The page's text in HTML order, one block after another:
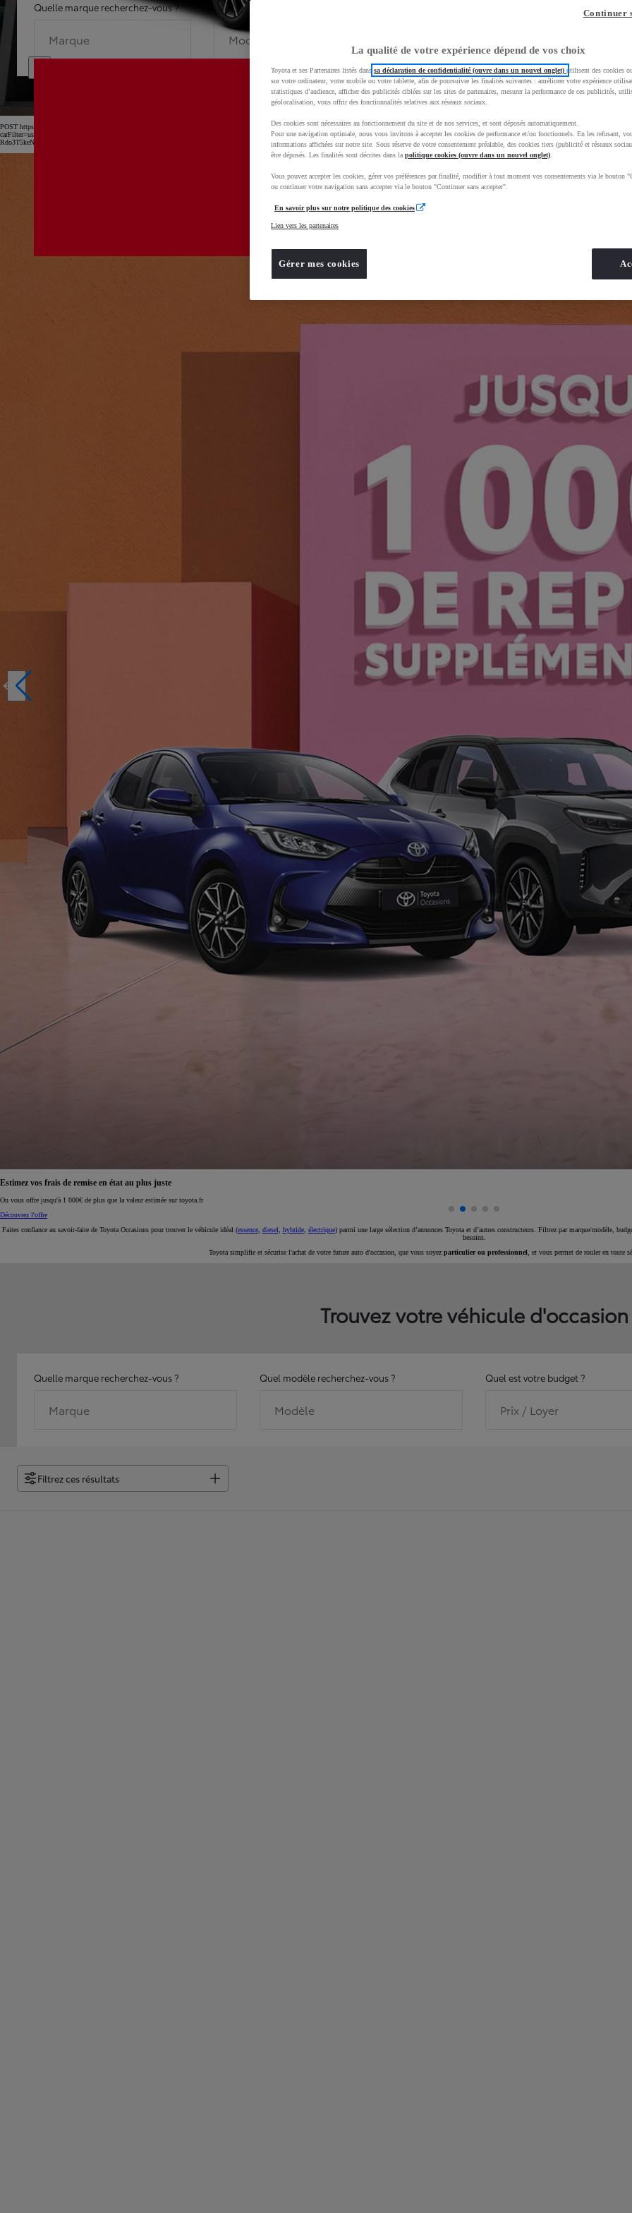
Disponible prochainement
Quelle marque recherchez-vous ?
Marque
Quel modèle recherchez-vous ?
Modèle
Dans quelle
POST https://usc-webcomponents.toyota-europe.com/v1/car-filter-header/fr/fr?
Rdo3T5keNnTAs1zChF2zTihoCtNwQAvD_BwE
Estimez vos frais de remise en état au plus juste
On vous offre jusqu'à 1 000€ de plus que la valeur estimée sur toyota.fr
Découvrez l'offre
Faites confiance au savoir-faire de Toyota Occasions pour trouver le véhicule idéal (essence, diesel hybride, électrique) parmi une large sélection d’annonces Toyota et d’autres constructeurs. Filtrez par marque/modèle,
besoins.
Toyota simplifie et sécurise l'achat de votre future auto d'occasion, que vous soyez particulier ou professionnel , et vous permet de rouler en toute
Trouvez votre véhicule d'occasion
Quelle marque recherchez-vous ?
Marque
Quel modèle recherchez-vous ?
Modèle
Quel est votre budget ?
Prix / Loyer
Filtrez ces résultats
La qualité de votre expérience dépend de vos choix
Toyota et ses Partenaires listés dans sa déclaration de confidentialité (ouvre dans un nouvel onglet) utilisent des cookies
sur votre ordinateur, votre mobile ou votre tablette, afin de poursuivre les finalités suivantes : améliorer votre expérience
statistiques d’audience, afficher des publicités ciblées sur les sites de partenaires, mesurer la performance de ces publicités,
géolocalisation, vous offrir des fonctionnalités relatives aux réseaux sociaux.
Des cookies sont nécessaires au fonctionnement du site et de nos services, et sont déposés automatiquement.
Pour une navigation optimale, nous vous invitons à accepter les cookies de performance et/ou fonctionnels. En les refusant,
informations affichées sur notre site. Sous réserve de votre consentement préalable, des cookies tiers (publicité et réseaux
être déposés. Les finalités sont décrites dans la politique cookies (ouvre dans un nouvel onglet)
Vous pouvez accepter les cookies, gérer vos préférences par finalité, modifier à tout moment vos consentements via le bouton
ou continuer votre navigation sans accepter via le bouton "Continuer sans accepter".
En savoir plus sur notre politique des cookies
Lien vers les partenaires
Gérer mes cookies
Continuer